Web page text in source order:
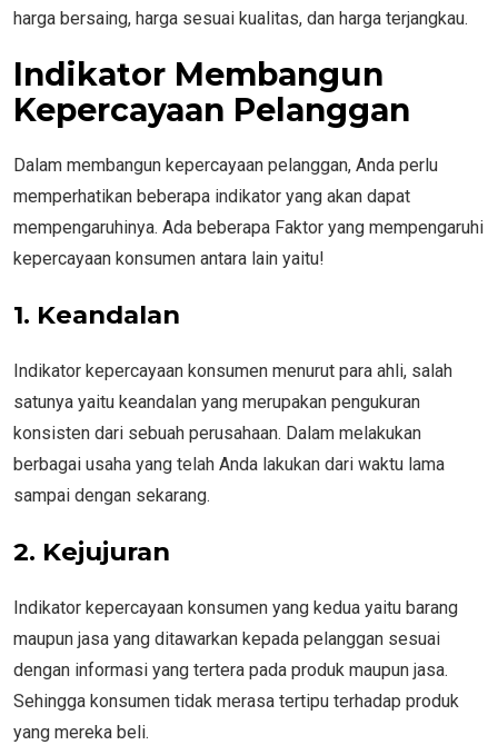
harga bersaing, harga sesuai kualitas, dan harga terjangkau.
Indikator Membangun
Kepercayaan Pelanggan
Dalam membangun kepercayaan pelanggan, Anda perlu
memperhatikan beberapa indikator yang akan dapat
mempengaruhinya. Ada beberapa Faktor yang mempengaruhi
kepercayaan konsumen antara lain yaitu!
1. Keandalan
Indikator kepercayaan konsumen menurut para ahli, salah
satunya yaitu keandalan yang merupakan pengukuran
konsisten dari sebuah perusahaan. Dalam melakukan
berbagai usaha yang telah Anda lakukan dari waktu lama
sampai dengan sekarang.
2. Kejujuran
Indikator kepercayaan konsumen yang kedua yaitu barang
maupun jasa yang ditawarkan kepada pelanggan sesuai
dengan informasi yang tertera pada produk maupun jasa.
Sehingga konsumen tidak merasa tertipu terhadap produk
yang mereka beli.